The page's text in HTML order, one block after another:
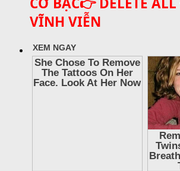
VĨNH VIỄN